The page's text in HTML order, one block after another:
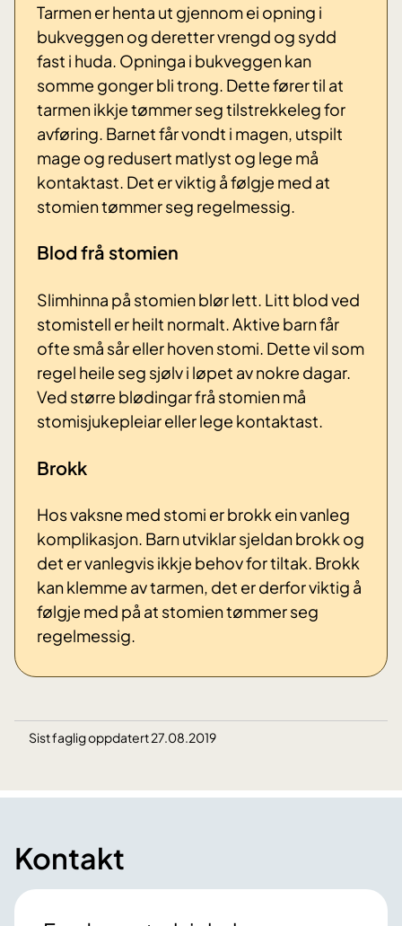
Tarmen er henta ut gjennom ei opning i
bukveggen og deretter vrengd og sydd
fast i huda. Opninga i bukveggen kan
somme gonger bli trong. Dette fører til at
tarmen ikkje tømmer seg tilstrekkeleg for
avføring. Barnet får vondt i magen, utspilt
mage og redusert matlyst og lege må
kontaktast. Det er viktig å følgje med at
stomien tømmer seg regelmessig.
Blod frå stomien
Slimhinna på stomien blør lett. Litt blod ved
stomistell er heilt normalt. Aktive barn får
ofte små sår eller hoven stomi. Dette vil som
regel heile seg sjølv i løpet av nokre dagar.
Ved større blødingar frå stomien må
stomisjukepleiar eller lege kontaktast.
Brokk
Hos vaksne med stomi er brokk ein vanleg
komplikasjon. Barn utviklar sjeldan brokk og
det er vanlegvis ikkje behov for tiltak. Brokk
kan klemme av tarmen, det er derfor viktig å
følgje med på at stomien tømmer seg
regelmessig.
Sist faglig oppdatert 27.08.2019
Kontakt